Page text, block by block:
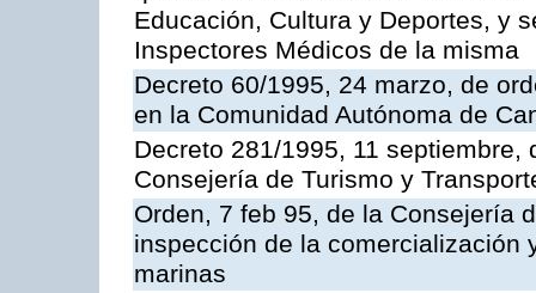
Educación, Cultura y Deportes, y
Inspectores Médicos de la misma
Decreto 60/1995, 24 marzo, de
en la Comunidad Autónoma de
Decreto 281/1995, 11
Consejería de Turismo y
Orden, 7 feb 95, de la Consejería
inspección de la comercialización
marinas